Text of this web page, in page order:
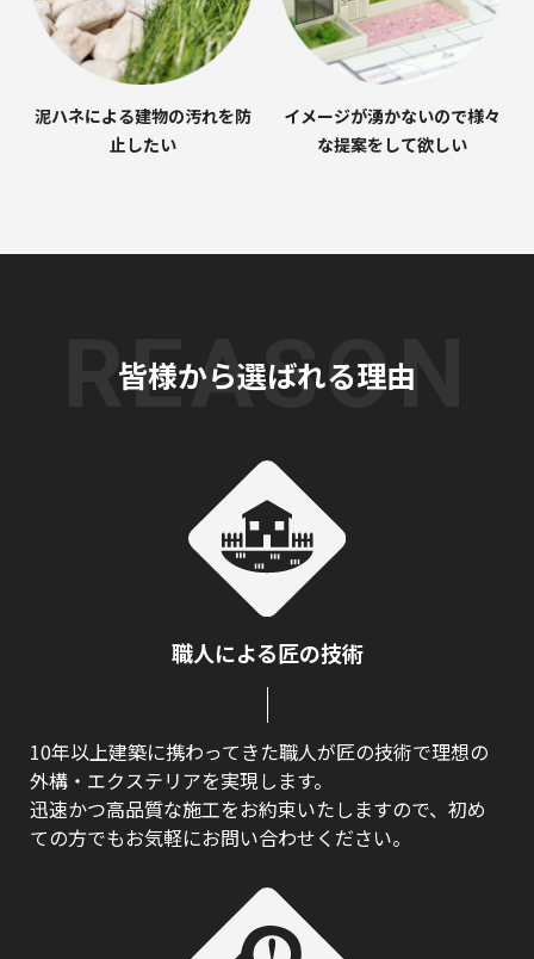
泥ハネによる建物の汚れを防
止したい
イメージが湧かないので様々
な提案をして欲しい
皆様から選ばれる理由
職人による匠の技術
10年以上建築に携わってきた職人が匠の技術で理想の
外構・エクステリアを実現します。
迅速かつ高品質な施工をお約束いたしますので、初め
ての方でもお気軽にお問い合わせください。